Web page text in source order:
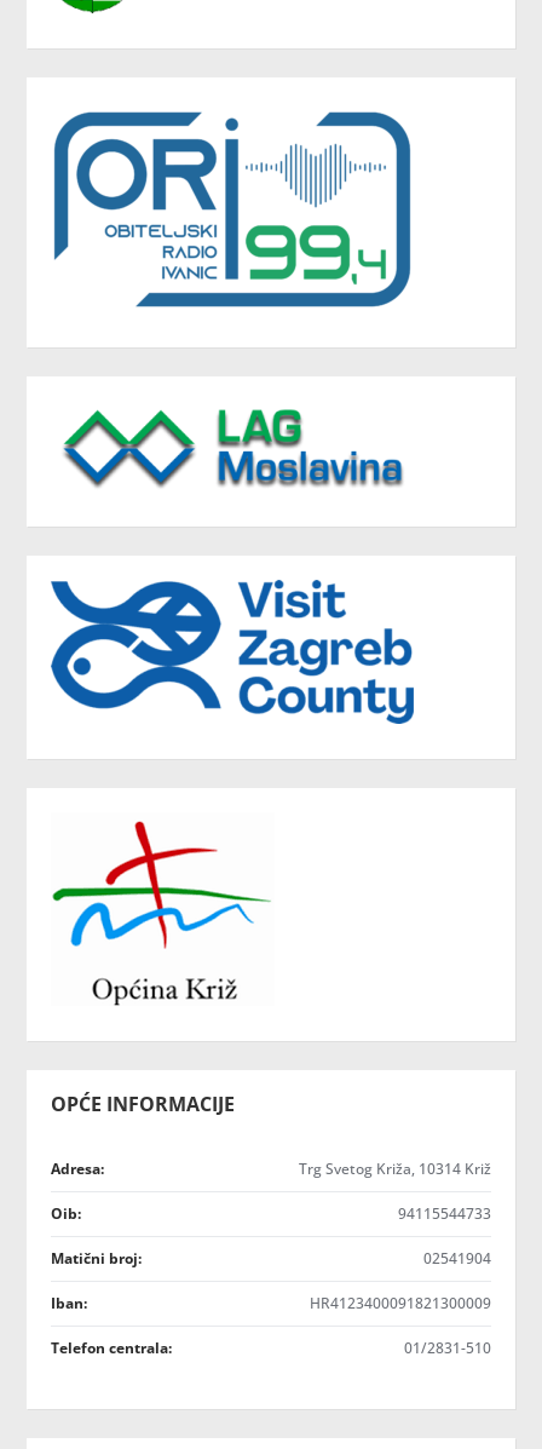
OPĆE INFORMACIJE
Adresa: Trg Svetog Križa, 10314 Križ
Oib: 94115544733
Matični broj: 02541904
Iban: HR4123400091821300009
Telefon centrala: 01/2831-510